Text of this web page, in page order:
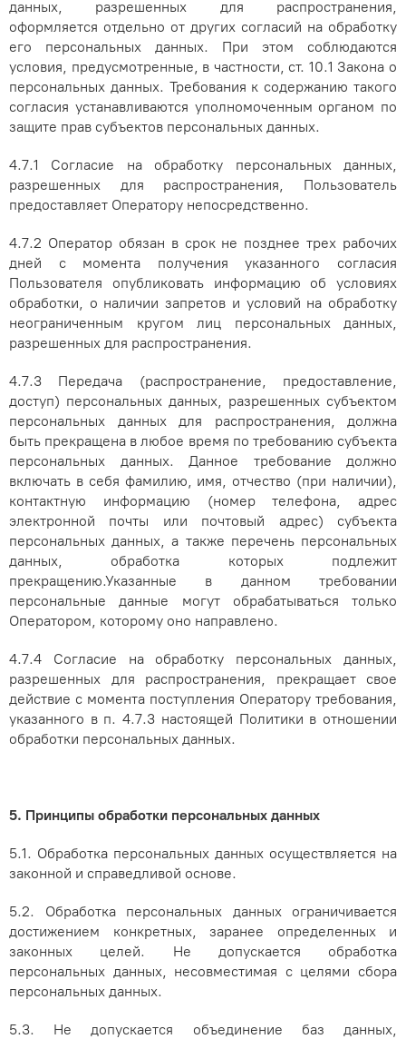
данных, разрешенных для распространения,
оформляется отдельно от других согласий на обработку
его персональных данных. При этом соблюдаются
условия, предусмотренные, в частности, ст. 10.1 Закона о
персональных данных. Требования к содержанию такого
согласия устанавливаются уполномоченным органом по
защите прав субъектов персональных данных.
4.7.1 Согласие на обработку персональных данных,
разрешенных для распространения, Пользователь
предоставляет Оператору непосредственно.
4.7.2 Оператор обязан в срок не позднее трех рабочих
дней с момента получения указанного согласия
Пользователя опубликовать информацию об условиях
обработки, о наличии запретов и условий на обработку
неограниченным кругом лиц персональных данных,
разрешенных для распространения.
4.7.3 Передача (распространение, предоставление,
доступ) персональных данных, разрешенных субъектом
персональных данных для распространения, должна
быть прекращена в любое время по требованию субъекта
персональных данных. Данное требование должно
включать в себя фамилию, имя, отчество (при наличии),
контактную информацию (номер телефона, адрес
электронной почты или почтовый адрес) субъекта
персональных данных, а также перечень персональных
данных, обработка которых подлежит
прекращению.Указанные в данном требовании
персональные данные могут обрабатываться только
Оператором, которому оно направлено.
4.7.4 Согласие на обработку персональных данных,
разрешенных для распространения, прекращает свое
действие с момента поступления Оператору требования,
указанного в п. 4.7.3 настоящей Политики в отношении
обработки персональных данных.
5. Принципы обработки персональных данных
5.1. Обработка персональных данных осуществляется на
законной и справедливой основе.
5.2. Обработка персональных данных ограничивается
достижением конкретных, заранее определенных и
законных целей. Не допускается обработка
персональных данных, несовместимая с целями сбора
персональных данных.
5.3. Не допускается объединение баз данных,